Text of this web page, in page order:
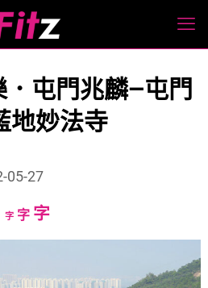
屯門兆麟—屯門
地妙法寺
05-27
字Decrease
字Reset
字Increase